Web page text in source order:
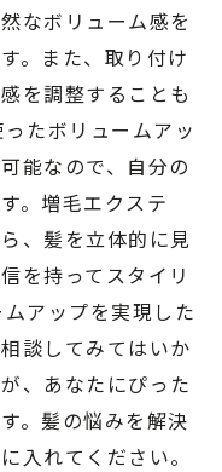
なボリューム感を
。また、取り付け
を調整することも
たボリュームアッ
能なので、自分の
。増毛エクステ
、髪を立体的に見
を持ってスタイリ
アップを実現した
談してみてはいか
、あなたにぴった
。髪の悩みを解決
入れてください。